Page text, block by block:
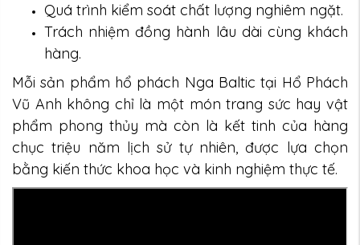
Quá trình kiểm soát chất lượng nghiêm ngặt.
Trách nhiệm đồng hành lâu dài cùng khách
hàng.
Mỗi sản phẩm hổ phách Nga Baltic tại Hổ Phách
Vũ Anh không chỉ là một món trang sức hay vật
phẩm phong thủy mà còn là kết tinh của hàng
chục triệu năm lịch sử tự nhiên, được lựa chọn
bằng kiến thức khoa học và kinh nghiệm thực tế.